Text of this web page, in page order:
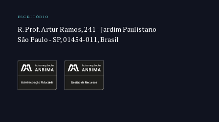
ESCRITÓRIO
R. Prof. Artur Ramos, 241 - Jardim Paulistano
São Paulo - SP, 01454-011, Brasil